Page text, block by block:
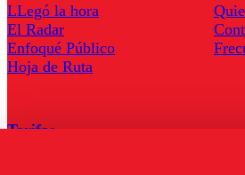
LLegó la hora
El Radar
Enfoqué Público
Hoja de Ruta
Tarifas